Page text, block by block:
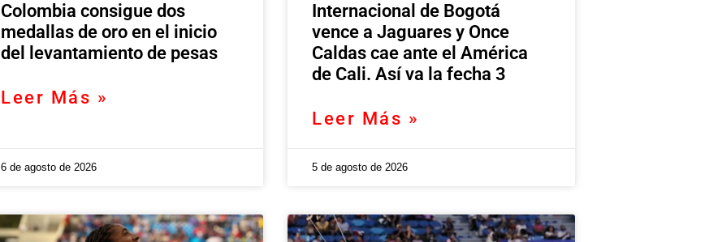
Colombia consigue dos
medallas de oro en el inicio
del levantamiento de pesas
Leer Más »
6 de agosto de 2026
Internacional de Bogotá
vence a Jaguares y Once
Caldas cae ante el América
de Cali. Así va la fecha 3
Leer Más »
5 de agosto de 2026